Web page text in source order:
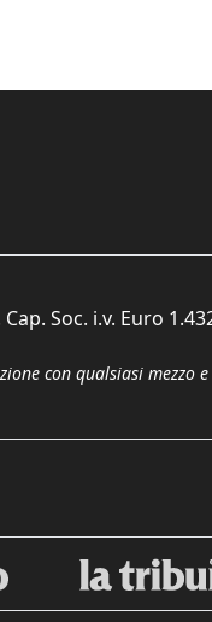
Soc. i.v. Euro
con qualsiasi mezzo